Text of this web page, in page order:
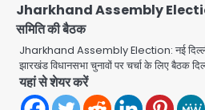
Jharkhand Assembly Election:
समिति की बैठक
Jharkhand Assembly Election: नई
झारखंड विधानसभा चुनावों पर चर्चा के लिए बैठक
यहां से शेयर करें